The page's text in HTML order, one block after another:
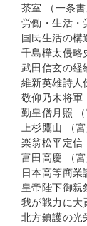
茶室 （一条書
労働・生活・
国民生活の構
千島樺太侵略
武田信玄の経
維新英雄詩人
敬仰乃木将軍
勤皇僧月照 （
上杉鷹山 （宮
楽翁松平定信
富田高慶 （宮
日本高等商業
皇帝陛下御
我が戦力に
北方鎮護の